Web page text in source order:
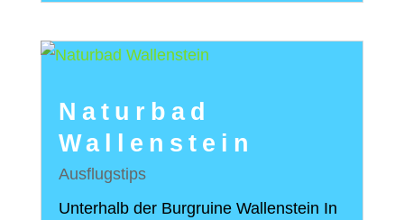
Naturbad
Wallenstein
Ausflugstips
Unterhalb der Burgruine Wallenstein In